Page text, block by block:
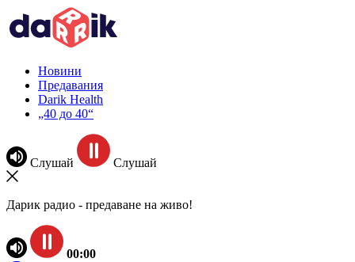
Новини
Предавания
Darik Health
„40 до 40“
Слушай Слушай
Дарик радио - предаване на живо!
00:00